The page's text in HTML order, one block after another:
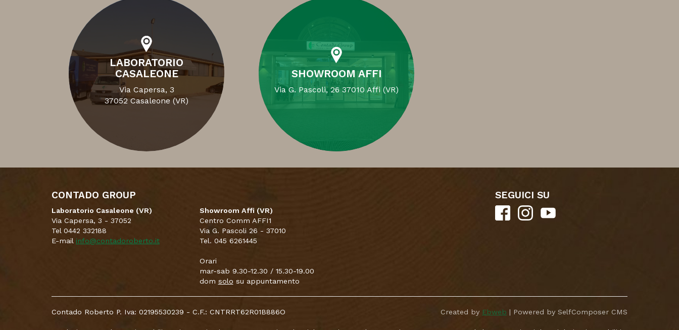
LABORATORIO
CASALEONE
Via Capersa, 3
37052 Casaleone (VR)
SHOWROOM AFFI
Via G. Pascoli, 26 37010 Affi (VR)
CONTADO GROUP
Laboratorio Casaleone (VR)
Via Capersa, 3 - 37052
Tel 0442 332188
E-mail info@contadoroberto.it
Showroom Affi (VR)
Centro Comm AFFI1
Via G. Pascoli 26 - 37010
Tel. 045 6261445
Orari
mar-sab 9.30-12.30 / 15.30-19.00
dom solo su appuntamento
SEGUICI SU
Created by Ebweb | Powered by SelfComposer CMS
Contado Roberto P. Iva: 02195530239 - C.F.: CNTRRT62R01B886O